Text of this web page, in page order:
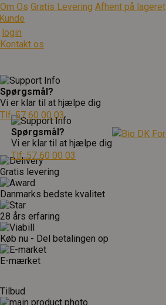
Om Os Gratis Levering Afhent på lageret
login
Kontakt os
Spørgsmål?
Vi er klar til at hjælpe dig
Tlf: 57 60 00 03
Spørgsmål?
Vi er klar til at hjælpe dig
Tlf: 57 60 00 03
Gratis levering
Danmarks bedste kvalitet
28 års erfaring
Køb nu - Del betalingen op
E-mærket
Tilbud